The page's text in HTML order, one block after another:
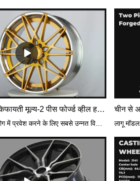
उच्च गुणवत्ता और किफायती मूल्य-2 पीस फोर्ज्ड व्हील हब संशोधन के साथ फ्लो निर्मित स्थायी मोल्ड